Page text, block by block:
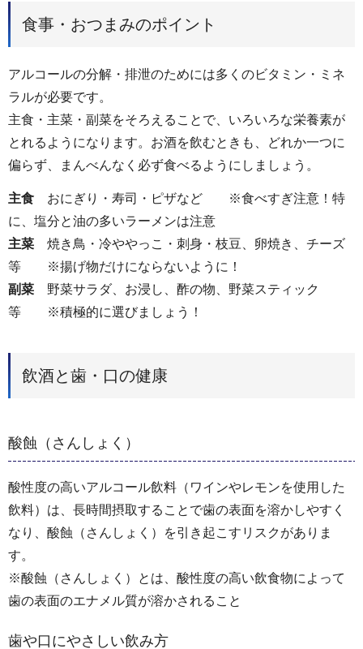
食事・おつまみのポイント
アルコールの分解・排泄のためには多くのビタミン・ミネ
ラルが必要です。
主食・主菜・副菜をそろえることで、いろいろな栄養素が
とれるようになります。お酒を飲むときも、どれか一つに
偏らず、まんべんなく必ず食べるようにしましょう。
主食 おにぎり・寿司・ピザなど ※食べすぎ注意！特
に、塩分と油の多いラーメンは注意
主菜 焼き鳥・冷ややっこ・刺身・枝豆、卵焼き、チーズ
等 ※揚げ物だけにならないように！
副菜 野菜サラダ、お浸し、酢の物、野菜スティック
等 ※積極的に選びましょう！
飲酒と歯・口の健康
酸蝕（さんしょく）
酸性度の高いアルコール飲料（ワインやレモンを使用した
飲料）は、長時間摂取することで歯の表面を溶かしやすく
なり、酸蝕（さんしょく）を引き起こすリスクがありま
す。
※酸蝕（さんしょく）とは、酸性度の高い飲食物によって
歯の表面のエナメル質が溶かされること
歯や口にやさしい飲み方